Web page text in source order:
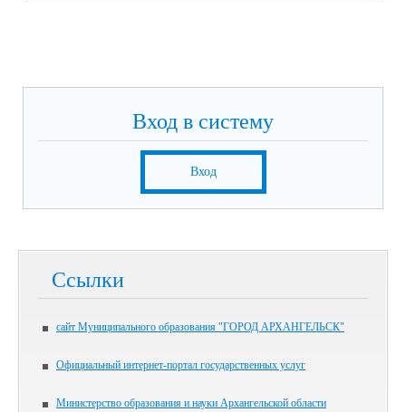
Вход в систему
Вход
Ссылки
сайт Муниципального образования "ГОРОД АРХАНГЕЛЬСК"
Официальный интернет-портал государственных услуг
Министерство образования и науки Архангельской области